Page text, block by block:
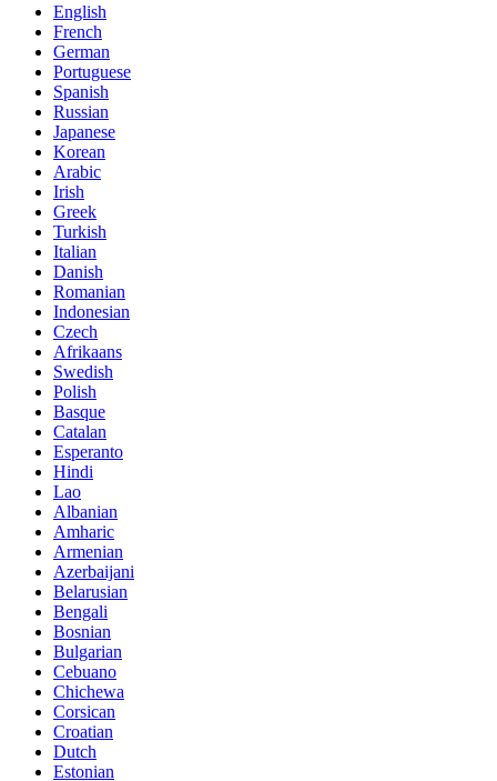
English
French
German
Portuguese
Spanish
Russian
Japanese
Korean
Arabic
Irish
Greek
Turkish
Italian
Danish
Romanian
Indonesian
Czech
Afrikaans
Swedish
Polish
Basque
Catalan
Esperanto
Hindi
Lao
Albanian
Amharic
Armenian
Azerbaijani
Belarusian
Bengali
Bosnian
Bulgarian
Cebuano
Chichewa
Corsican
Croatian
Dutch
Estonian